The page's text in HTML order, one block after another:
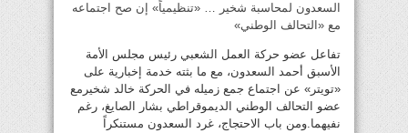
السعدون لمحاسبة شخير … «تنظيمياً» إن صح اجتماعه
مع «التحالف الوطني»
تفاعل عضو حركة العمل الشعبي رئيس مجلس الأمة
الأسبق أحمد السعدون، مع ما بثته خدمة إخبارية على
«تويتر» عن اجتماع جمع زميله في الحركة خالد شخيرمع
عضو التحالف الوطني الديموقراطي بشار الصايغ، رغم
نفيهما.ومن باب الاحتجاج، غرد السعدون مستنكراً